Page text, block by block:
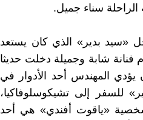
الراحلة سناء جميل.
«سيد بدير» الذي كان يستعد
شابة وجميلة دخلت حديثا
المهندس أحد الأدوار في
للسفر إلى تشيكوسلوفاكيا،
«ياقوت أفندي» هي أحد